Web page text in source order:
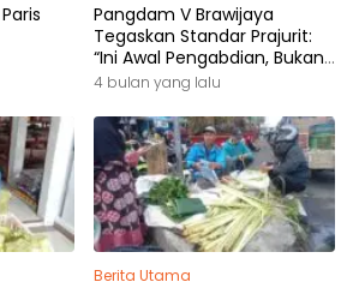
Pangdam V Brawijaya
Tegaskan Standar Prajurit:
“Ini Awal Pengabdian, Bukan
Akhir Perjalanan”
4 bulan yang lalu
Berita Utama